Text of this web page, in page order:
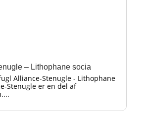
– Lithophane socia
Alliance-Stenugle - Lithophane
Stenugle er en del af